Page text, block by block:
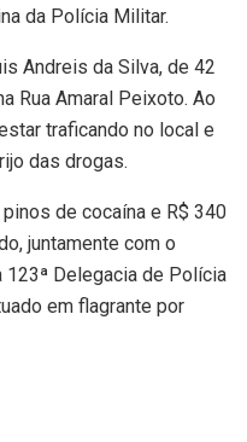
da Polícia Militar.
Andreis da Silva, de 42
Rua Amaral Peixoto. Ao
traficando no local e
das drogas.
de cocaína e R$ 340
juntamente com o
123ª Delegacia de Polícia
em flagrante por